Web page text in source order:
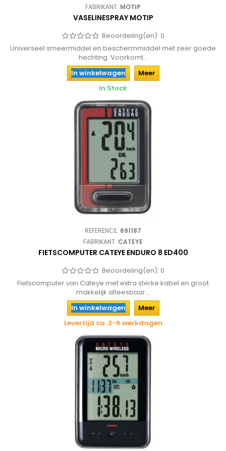
FABRIKANT: MOTIP
VASELINESPRAY MOTIP
Beoordeling(en): 0
Universeel smeermiddel en beschermmiddel met zeer goede
hechting. Voorkomt...
In winkelwagen
Meer
In Stock
REFERENCE: 691187
FABRIKANT: CATEYE
FIETSCOMPUTER CATEYE ENDURO 8 ED400
Beoordeling(en): 0
Fietscomputer van Cateye met extra sterke kabel en groot
makkelijk afleesbaar...
In winkelwagen
Meer
Levertijd ca. 3-6 werkdagen